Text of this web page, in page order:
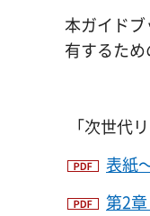
本ガイド
有するた
「次世代
表紙
第2